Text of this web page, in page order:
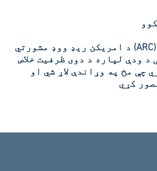
د امریکن ریډ ووډ مشورتي (ARC) د شرکتونو ځواکمنولو کې تخصص لري
ودې لپاره د دوی ظرفیت خلاص
چې مخ په وړاندې لاړ شي او